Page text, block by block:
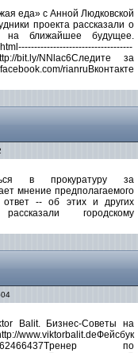
еда» с Анной Людковской
проекта рассказали о
на ближайшее будущее.
bit.ly/NNlac6Следите за
rianruВконтакте
в прокуратуру за
мнение предполагаемого
-- об этих и других
городскому
Balit. Бизнес-Советы на
по